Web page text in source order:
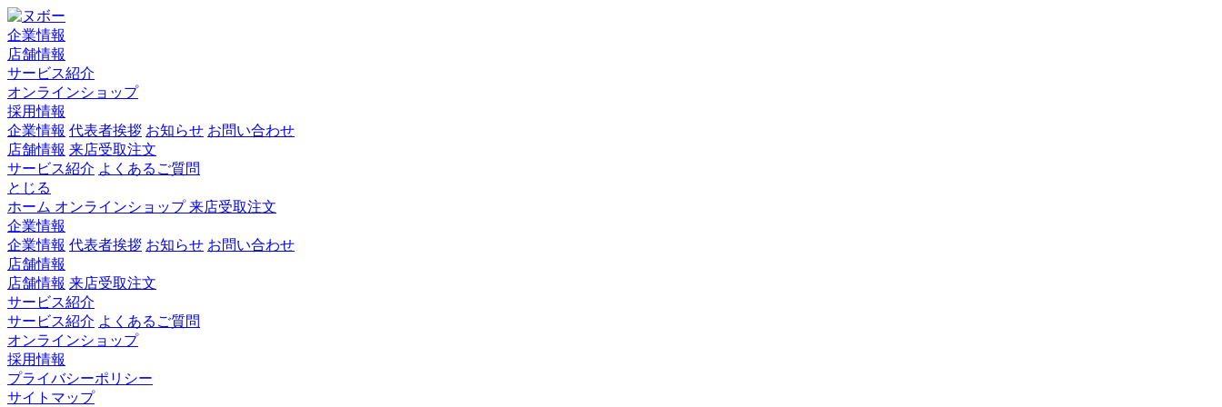
企業情報
店舗情報
サービス紹介
オンラインショップ
採用情報
企業情報 代表者挨拶 お知らせ お問い合わせ
店舗情報 来店受取注文
サービス紹介 よくあるご質問
とじる
ホーム オンラインショップ来店受取注文
企業情報
企業情報 代表者挨拶 お知らせ お問い合わせ
店舗情報
店舗情報 来店受取注文
サービス紹介
サービス紹介 よくあるご質問
オンラインショップ
採用情報
プライバシーポリシー
サイトマップ